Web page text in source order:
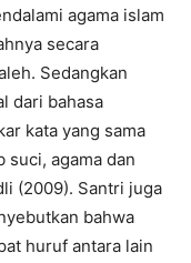
agama islam
secara
Sedangkan
dari bahasa
kata yang sama
suci, agama dan
(2009). Santri juga
bahwa
huruf antara lain